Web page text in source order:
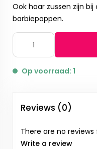
Ook haar zussen zijn
barbiepoppen.
Op voorraad: 1
Reviews (0)
There are no
Write a review